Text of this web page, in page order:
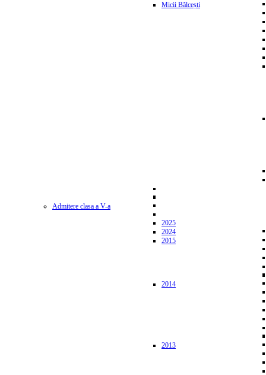
Micii Bălcești
Admitere clasa a V-a
2025
2024
2015
2014
2013